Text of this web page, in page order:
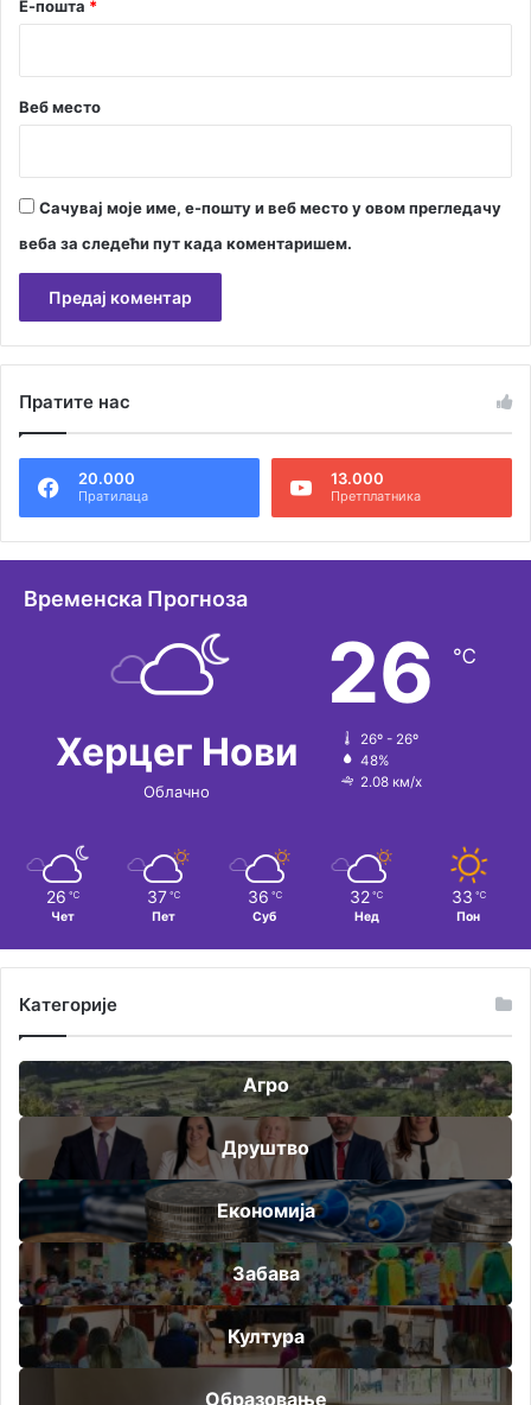
п
н
Е-пошта *
Веб место
Сачувај моје име, е-пошту и веб место у овом прегледачу
веба за следећи пут када коментаришем.
т
н
т
Пратите нас
20.000
Пратилаца
13.000
Претплатника
Временска Прогноза
Херцег Нови
Облачно
26 ℃
26º - 26º
48%
2.08 км/х
26 ℃
Чет
37 ℃
Пет
36 ℃
Суб
32 ℃
Нед
33 ℃
Пон
Категорије
Агро
Друштво
Економија
Забава
Култура
Образовање